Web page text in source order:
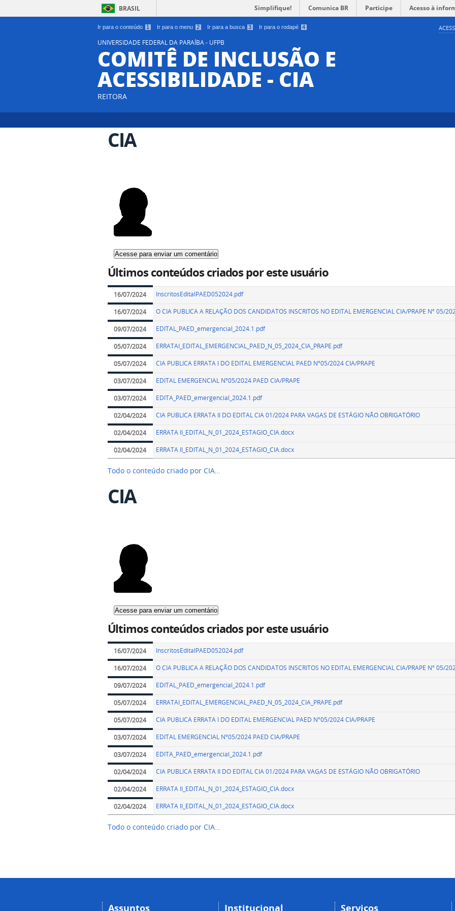
Ir para o conteúdo 1 Ir para o menu 2 Ir para a busca 3 Ir para o rodapé 4
BRASIL Simplifique! Comunica BR Participe Acesso à
UNIVERSIDADE FEDERAL DA PARAÍBA - UFPB
COMITÊ DE INCLUSÃO E
ACESSIBILIDADE - CIA
REITORA
CIA
Últimos conteúdos criados por este usuário
16/07/2024 InscritosEditalPAED052024.pdf
16/07/2024 O CIA PUBLICA A RELAÇÃO DOS CANDIDATOS INSCRITOS NO EDITAL EMERGENCIAL CIA/PRAPE Nº 05/
09/07/2024 EDITAL_PAED_emergencial_2024.1.pdf
05/07/2024 ERRATAI_EDITAL_EMERGENCIAL_PAED_N_05_2024_CIA_PRAPE.pdf
05/07/2024 CIA PUBLICA ERRATA I DO EDITAL EMERGENCIAL PAED Nº05/2024 CIA/PRAPE
03/07/2024 EDITAL EMERGENCIAL Nº05/2024 PAED CIA/PRAPE
03/07/2024 EDITA_PAED_emergencial_2024.1.pdf
02/04/2024 CIA PUBLICA ERRATA II DO EDITAL CIA 01/2024 PARA VAGAS DE ESTÁGIO NÃO OBRIGATÓRIO
02/04/2024 ERRATA II_EDITAL_N_01_2024_ESTAGIO_CIA.docx
02/04/2024 ERRATA II_EDITAL_N_01_2024_ESTAGIO_CIA.docx
Todo o conteúdo criado por CIA…
CIA
Últimos conteúdos criados por este usuário
16/07/2024 InscritosEditalPAED052024.pdf
16/07/2024 O CIA PUBLICA A RELAÇÃO DOS CANDIDATOS INSCRITOS NO EDITAL EMERGENCIAL CIA/PRAPE Nº 05/
09/07/2024 EDITAL_PAED_emergencial_2024.1.pdf
05/07/2024 ERRATAI_EDITAL_EMERGENCIAL_PAED_N_05_2024_CIA_PRAPE.pdf
05/07/2024 CIA PUBLICA ERRATA I DO EDITAL EMERGENCIAL PAED Nº05/2024 CIA/PRAPE
03/07/2024 EDITAL EMERGENCIAL Nº05/2024 PAED CIA/PRAPE
03/07/2024 EDITA_PAED_emergencial_2024.1.pdf
02/04/2024 CIA PUBLICA ERRATA II DO EDITAL CIA 01/2024 PARA VAGAS DE ESTÁGIO NÃO OBRIGATÓRIO
02/04/2024 ERRATA II_EDITAL_N_01_2024_ESTAGIO_CIA.docx
02/04/2024 ERRATA II_EDITAL_N_01_2024_ESTAGIO_CIA.docx
Todo o conteúdo criado por CIA…
Assuntos Institucional Serviços